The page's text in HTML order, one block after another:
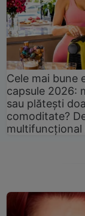
Cele mai bune
capsule 2026:
sau plătești
comoditate?
multifuncțional